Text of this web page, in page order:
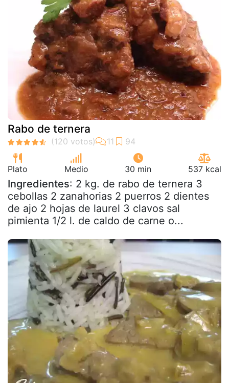
Rabo de ternera
Plato Medio 30 min 537 kcal
Ingredientes: 2 kg. de rabo de ternera 3
cebollas 2 zanahorias 2 puerros 2 dientes
de ajo 2 hojas de laurel 3 clavos sal
pimienta 1/2 l. de caldo de carne o...